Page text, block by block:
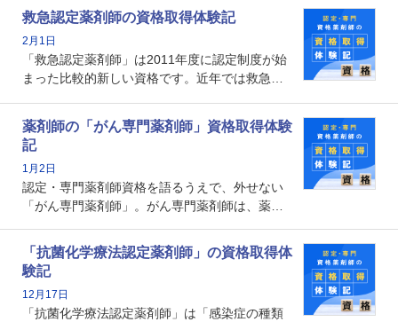
や、特有の疾患、心理状況を理解し、専門性を
深めることで、子どもとその保護者に寄り添え
る存在です。今回はそんな小児薬物療法認定薬
剤師の取得体験記をご紹介します。
救急認定薬剤師の資格取得体験記
2月1日
「救急認定薬剤師」は2011年度に認定制度が始
まった比較的新しい資格です。近年では救急病
増えているのではないでしょうか。今回はそん
な救急認定薬剤師の取得体験記をご紹介しま
す。
薬剤師の「がん専門薬剤師」資格取得体験
記
1月2日
認定・専門薬剤師資格を語るうえで、外せない
「がん専門薬剤師」。がん専門薬剤師は、薬剤
関する資格として、2009年に発足しました。薬
剤師の専門性を活かして高度化するがん医療に
貢献する姿は、今も病院薬剤師にとって一目置
かれる存在です。
「抗菌化学療法認定薬剤師」の資格取得体
験記
12月17日
「抗菌化学療法認定薬剤師」は「感染症の種類